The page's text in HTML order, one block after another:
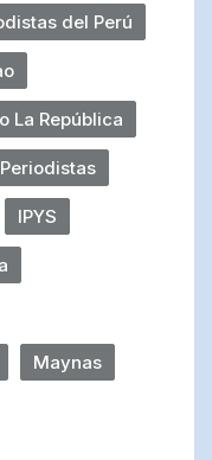
del Perú
La República
IPYS
Maynas